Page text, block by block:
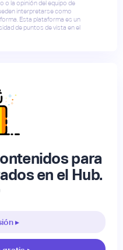
o la opinión del equipo de
interpretarse como
Esta plataforma es un
de puntos de vista en el
para
en el Hub.
▸